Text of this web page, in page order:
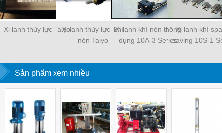
Xi lanh thủy lực TaiyoXi lanh thủy lực, khí
nén Taiyo
Xi lanh khí nén thông
dụng 10A-3 Series
Xi lanh khí
saving 10S-1
Sản phẩm xem nhiều